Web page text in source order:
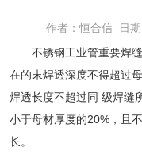
作者：恒合信 日
不锈钢工业管重要焊
在的末焊透深度不得超过
焊透长度不超过同 级焊缝
小于母材厚度的20%，且
长。